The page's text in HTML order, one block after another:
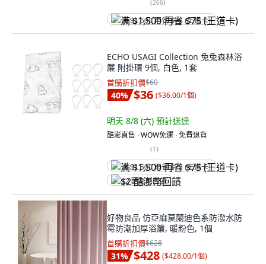
(266)
满 $1,500 再省 $75 (王道卡)
ECHO USAGI Collection 兔兔森林浴
簾 附掛環 9個, 白色, 1套
首購折扣價$60
40% $36 ($36.00/1個)
明天 8/8 (六) 預計送達
酷澎直售 ∙ WOW免運 ∙ 免費退貨
(1)
满 $1,500 再省 $75 (王道卡)
$2 酷澎幣回饋
好物良品 仿亞麻莫蘭迪色系防潑水防
霉防潮加厚浴簾, 暖粉色, 1個
首購折扣價$628
31% $428 ($428.00/1個)